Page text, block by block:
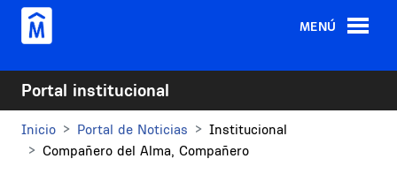
Pasar al contenido principal
MENÚ
Portal institucional
Inicio Portal de Noticias
Institucional
Compañero del Alma, Compañero